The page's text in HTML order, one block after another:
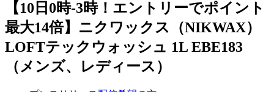
【10日0時-3時！エントリーでポイント
最大14倍】ニクワックス（NIKWAX）
LOFTテックウォッシュ 1L EBE183
（メンズ、レディース）